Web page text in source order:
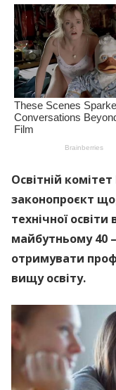
Освітній
законопроєкт
технічної
майбутньому 40
отримувати
вищу освіту.